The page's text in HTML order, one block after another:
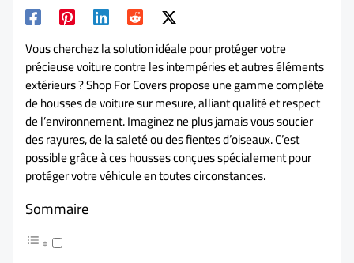
Vous cherchez la solution idéale pour protéger votre
précieuse voiture contre les intempéries et autres éléments
extérieurs ? Shop For Covers propose une gamme complète
de housses de voiture sur mesure, alliant qualité et respect
de l’environnement. Imaginez ne plus jamais vous soucier
des rayures, de la saleté ou des fientes d’oiseaux. C’est
possible grâce à ces housses conçues spécialement pour
protéger votre véhicule en toutes circonstances.
Sommaire